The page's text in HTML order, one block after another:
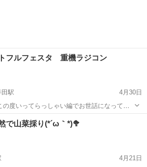
フルフェスタ 重機ラジコン
田駅
4月30日
度いってらっしゃい編でお世話になってい
ンを使った体験型プログラムをマルシェe.t.c.
ました✨ 子供はもとより、大人まで楽しんで
...
半田駅 その他 マルシェ
で山菜採り(*´ω｀*)🥦
4月21日